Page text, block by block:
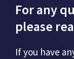
For any
please
If you have